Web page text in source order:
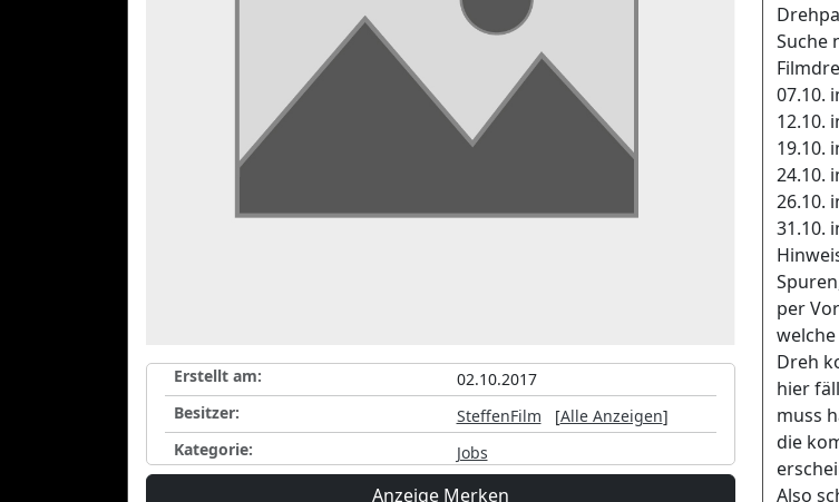
Erstellt am:
02.10.2017
Besitzer:
SteffenFilm [Alle Anzeigen]
Kategorie:
Jobs
Anzeige Merken
Suche
07.10.
12.10.
19.10.
24.10.
26.10.
31.10.
per
Dreh
hier
muss
die
Also